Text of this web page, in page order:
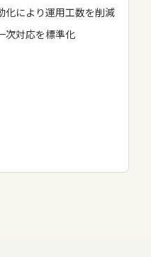
化により運用工数を削減
次対応を標準化